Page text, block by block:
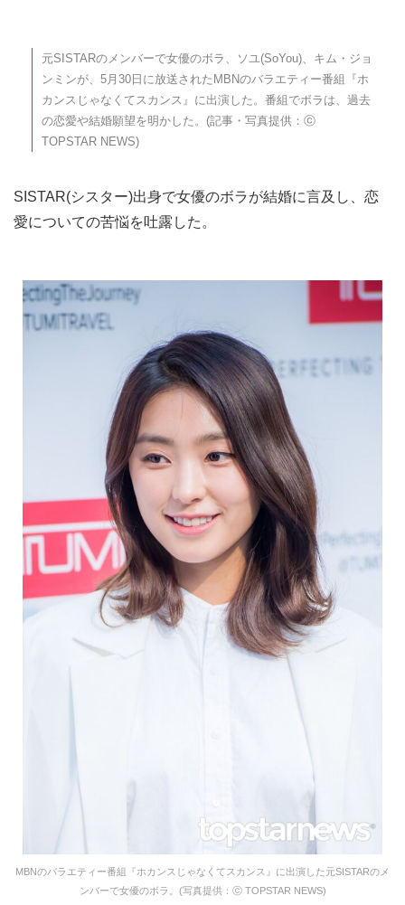
元SISTARのメンバーで女優のボラ、ソユ(SoYou)、キム・ジョ
ンミンが、5月30日に放送されたMBNのバラエティー番組『ホ
カンスじゃなくてスカンス』に出演した。番組でボラは、過去
の恋愛や結婚願望を明かした。(記事・写真提供：ⓒ
TOPSTAR NEWS)
SISTAR(シスター)出身で女優のボラが結婚に言及し、恋
愛についての苦悩を吐露した。
MBNのバラエティー番組『ホカンスじゃなくてスカンス』に出演した元SISTARのメ
ンバーで女優のボラ。(写真提供：ⓒ TOPSTAR NEWS)